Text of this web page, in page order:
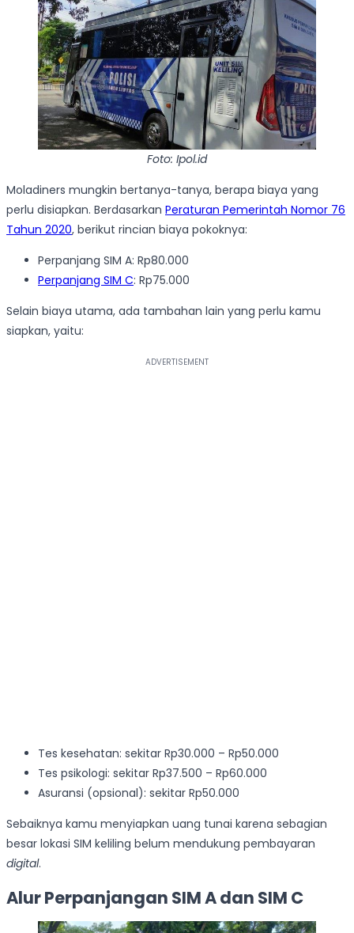
Foto: Ipol.id
Moladiners mungkin bertanya-tanya, berapa biaya yang
perlu disiapkan. Berdasarkan Peraturan Pemerintah Nomor 76
Tahun 2020, berikut rincian biaya pokoknya:
Perpanjang SIM A: Rp80.000
Perpanjang SIM C: Rp75.000
Selain biaya utama, ada tambahan lain yang perlu kamu
siapkan, yaitu:
Tes kesehatan: sekitar Rp30.000 – Rp50.000
Tes psikologi: sekitar Rp37.500 – Rp60.000
Asuransi (opsional): sekitar Rp50.000
Sebaiknya kamu menyiapkan uang tunai karena sebagian
besar lokasi SIM keliling belum mendukung pembayaran
digital.
Alur Perpanjangan SIM A dan SIM C